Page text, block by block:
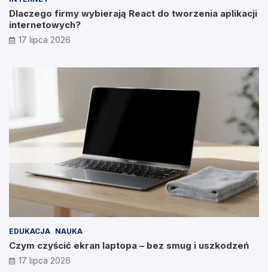
Dlaczego firmy wybierają React do tworzenia aplikacji
internetowych?
17 lipca 2026
EDUKACJA NAUKA
Czym czyścić ekran laptopa – bez smug i uszkodzeń
17 lipca 2026